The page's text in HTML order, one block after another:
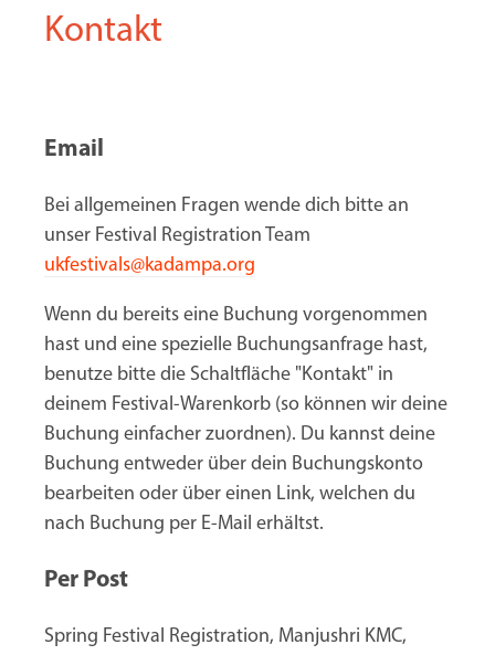
Kontakt
Email
Bei allgemeinen Fragen wende dich bitte an
unser Festival Registration Team
ukfestivals@kadampa.org
Wenn du bereits eine Buchung vorgenommen
hast und eine spezielle Buchungsanfrage hast,
benutze bitte die Schaltfläche "Kontakt" in
deinem Festival-Warenkorb (so können wir deine
Buchung einfacher zuordnen). Du kannst deine
Buchung entweder über dein Buchungskonto
bearbeiten oder über einen Link, welchen du
nach Buchung per E-Mail erhältst.
Per Post
Spring Festival Registration, Manjushri KMC,